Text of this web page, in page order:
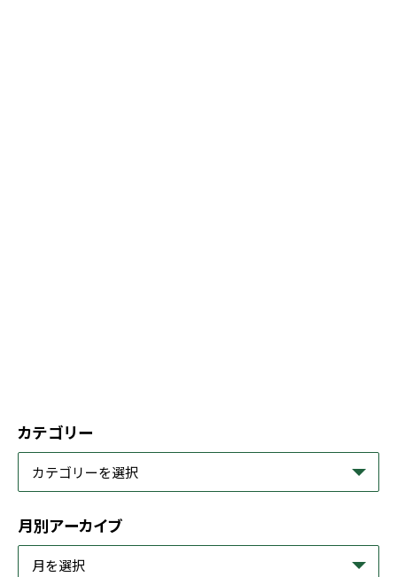
カテゴリー
月別アーカイブ